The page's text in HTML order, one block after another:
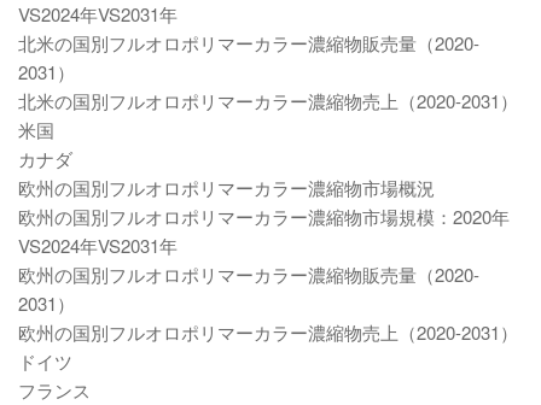
VS2024年VS2031年
北米の国別フルオロポリマーカラー濃縮物販売量（2020-
2031）
北米の国別フルオロポリマーカラー濃縮物売上（2020-2031）
米国
カナダ
欧州の国別フルオロポリマーカラー濃縮物市場概況
欧州の国別フルオロポリマーカラー濃縮物市場規模：2020年
VS2024年VS2031年
欧州の国別フルオロポリマーカラー濃縮物販売量（2020-
2031）
欧州の国別フルオロポリマーカラー濃縮物売上（2020-2031）
ドイツ
フランス